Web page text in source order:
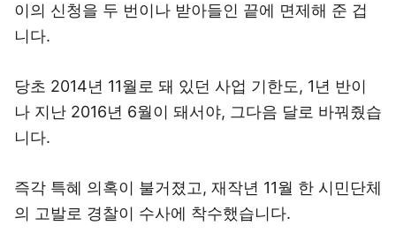
이의 신청을 두 번이나 받아들인 끝에 면제해 준 겁
니다.
당초 2014년 11월로 돼 있던 사업 기한도, 1년 반이
나 지난 2016년 6월이 돼서야, 그다음 달로 바꿔줬습
니다.
즉각 특혜 의혹이 불거졌고, 재작년 11월 한 시민단체
의 고발로 경찰이 수사에 착수했습니다.